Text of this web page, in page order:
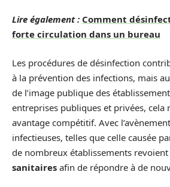
Lire également : Comment
forte circulation dans un bureau
Les procédures de désinfection
à la prévention des infections, mais
de l’image publique des
entreprises publiques et privées, cela
avantage compétitif. Avec
infectieuses, telles que celle causée
de nombreux établissements
sanitaires afin de répondre à de